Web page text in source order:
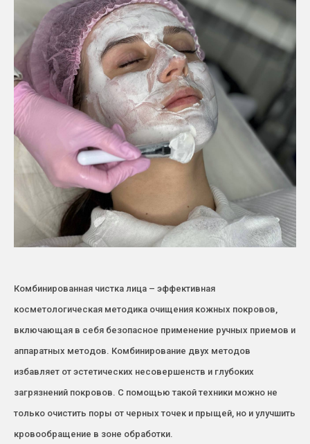
Комбинированная чистка лица – эффективная
косметологическая методика очищения кожных покровов,
включающая в себя безопасное применение ручных приемов и
аппаратных методов. Комбинирование двух методов
избавляет от эстетических несовершенств и глубоких
загрязнений покровов. С помощью такой техники можно не
только очистить поры от черных точек и прыщей, но и улучшить
кровообращение в зоне обработки.